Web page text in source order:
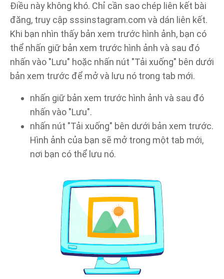
Điều này không khó. Chỉ cần sao chép liên kết bài
đăng, truy cập sssinstagram.com và dán liên kết.
Khi bạn nhìn thấy bản xem trước hình ảnh, bạn có
thể nhấn giữ bản xem trước hình ảnh và sau đó
nhấn vào "Lưu" hoặc nhấn nút "Tải xuống" bên dưới
bản xem trước để mở và lưu nó trong tab mới.
nhấn giữ bản xem trước hình ảnh và sau đó
nhấn vào "Lưu".
nhấn nút "Tải xuống" bên dưới bản xem trước.
Hình ảnh của bạn sẽ mở trong một tab mới,
nơi bạn có thể lưu nó.